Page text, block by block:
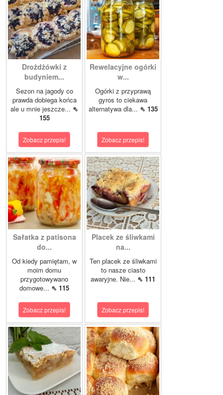
Drożdżówki z
budyniem...
Sezon na jagody co
prawda dobiega końca
ale u mnie jeszcze... ⇖
155
Zobacz przepis!
Rewelacyjne ogórki
w...
Ogórki z przyprawą
gyros to ciekawa
alternatywa dla... ⇖ 135
Zobacz przepis!
Sałatka z patisona
do...
Od kiedy pamiętam, w
moim domu
przygotowywano
domowe... ⇖ 115
Zobacz przepis!
Placek ze śliwkami
na...
Ten placek ze śliwkami
to nasze ciasto
awaryjne. Nie... ⇖ 111
Zobacz przepis!